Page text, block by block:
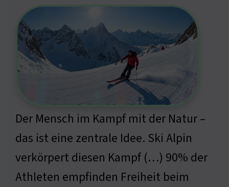
Der Mensch im Kampf mit der Natur –
das ist eine zentrale Idee. Ski Alpin
verkörpert diesen Kampf (…) 90% der
Athleten empfinden Freiheit beim